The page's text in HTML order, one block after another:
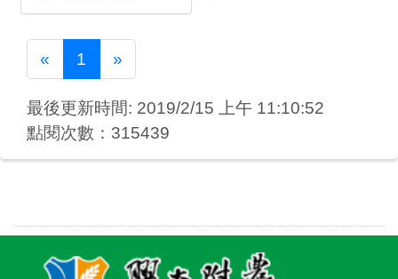
« Previous
1 »Next
最後更新時間: 2019/2/15 上午 11:10:52
點閱次數：315439